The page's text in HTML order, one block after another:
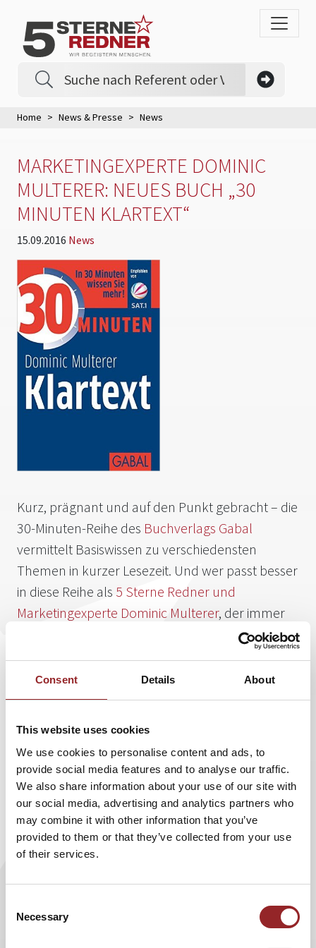
Consent Details About
This website uses cookies
We use cookies to personalise content and ads, to
provide social media features and to analyse our traffic.
We also share information about your use of our site with
our social media, advertising and analytics partners who
may combine it with other information that you’ve
provided to them or that they’ve collected from your use
of their services.
Selection
Necessary
Home News & Presse News
MARKETINGEXPERTE DOMINIC
MULTERER: NEUES BUCH „30
MINUTEN KLARTEXT“
15.09.2016 News
Kurz, prägnant und auf den Punkt gebracht – die
30-Minuten-Reihe des Buchverlags Gabal
vermittelt Basiswissen zu verschiedensten
Themen in kurzer Lesezeit. Und wer passt besser
in diese Reihe als 5 Sterne Redner und
Marketingexperte Dominic Multerer, der immer
wieder in seinen Vorträgen dafür plädiert, nicht
um den heißen Brei herumzureden. Seine „30
Minuten Klartext“
sind nun in der Buchreihe
erschienen, die es inzwischen seit 20 Jahren gibt
wurden.
Auf 96 Seiten erklärt der gefragte Referent, wie man seine
Aussagen klar formuliert – ohne dass sich das Gegenüber
dabei auf den Schlips getreten fühlt. Denn allzu oft setzen
wir uns nicht für unseren Standpunkt ein und sagen nicht
Vortragsredner Dominic Multerer fordert daher mehr Mut
zur Ehrlichkeit und eine offene Kommunikation. Wie wir
das im Beruf und im Privatleben umsetzen können, dafür